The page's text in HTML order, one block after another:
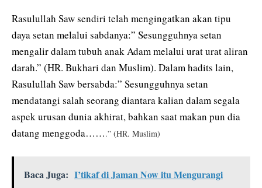
Rasulullah Saw sendiri telah mengingatkan akan tipu
daya setan melalui sabdanya:” Sesungguhnya setan
mengalir dalam tubuh anak Adam melalui urat urat aliran
darah.” (HR. Bukhari dan Muslim). Dalam hadits lain,
Rasulullah Saw bersabda:” Sesungguhnya setan
mendatangi salah seorang diantara kalian dalam segala
aspek urusan dunia akhirat, bahkan saat makan pun dia
datang menggoda…….” (HR. Muslim)
Baca Juga: I’tikaf di Jaman Now itu Mengurangi